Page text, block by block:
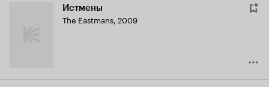
Истмены
The Eastmans, 2009